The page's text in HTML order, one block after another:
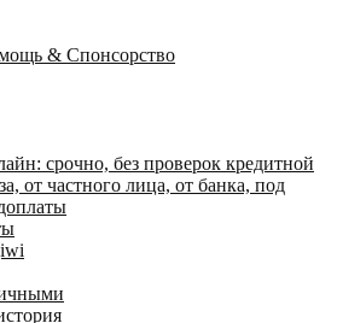
& Спонсорство
срочно, без проверок кредитной
от частного лица, от банка, под